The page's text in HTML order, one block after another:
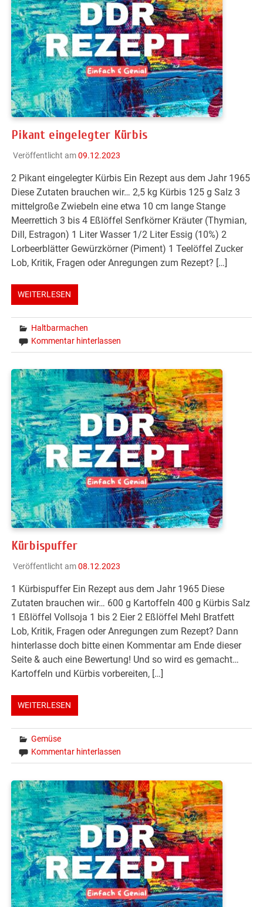
Pikant eingelegter Kürbis
Veröffentlicht am09.12.2023
2 Pikant eingelegter Kürbis Ein Rezept aus dem Jahr 1965
Diese Zutaten brauchen wir… 2,5 kg Kürbis 125 g Salz 3
mittelgroße Zwiebeln eine etwa 10 cm lange Stange
Meerrettich 3 bis 4 Eßlöffel Senfkörner Kräuter (Thymian,
Dill, Estragon) 1 Liter Wasser 1/2 Liter Essig (10%) 2
Lorbeerblätter Gewürzkörner (Piment) 1 Teelöffel Zucker
Lob, Kritik, Fragen oder Anregungen zum Rezept? […]
WEITERLESEN
Haltbarmachen
Kommentar hinterlassen
Kürbispuffer
Veröffentlicht am08.12.2023
1 Kürbispuffer Ein Rezept aus dem Jahr 1965 Diese
Zutaten brauchen wir… 600 g Kartoffeln 400 g Kürbis Salz
1 Eßlöffel Vollsoja 1 bis 2 Eier 2 Eßlöffel Mehl Bratfett
Lob, Kritik, Fragen oder Anregungen zum Rezept? Dann
hinterlasse doch bitte einen Kommentar am Ende dieser
Seite & auch eine Bewertung! Und so wird es gemacht…
Kartoffeln und Kürbis vorbereiten, […]
WEITERLESEN
Gemüse
Kommentar hinterlassen